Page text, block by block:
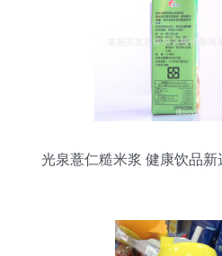
光泉薏仁糙米浆 健康饮品